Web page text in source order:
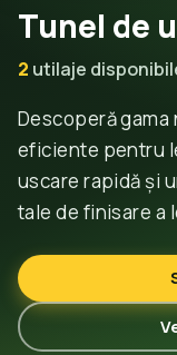
Tunel de
2 utilaje
Descoperă
eficiente pentru
uscare rapidă și
tale de finisare a